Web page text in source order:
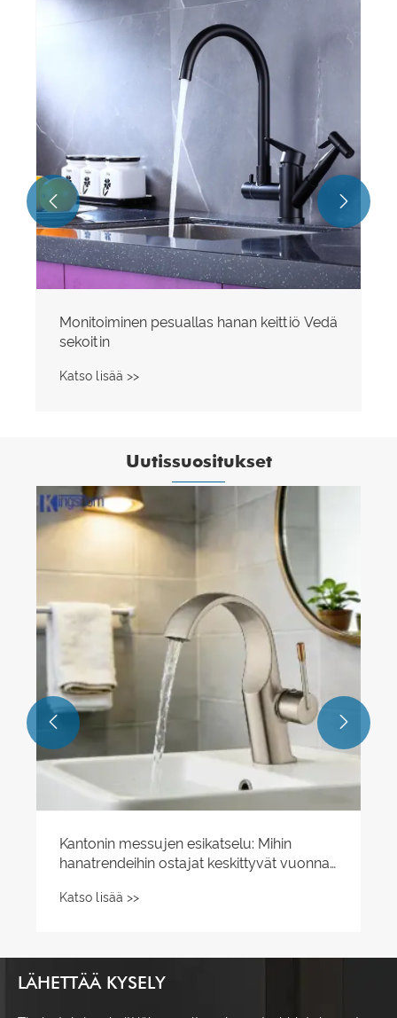
Monitoiminen pesuallas hanan keittiö Vedä
sekoitin
Katso lisää >>
 
Uutissuositukset
Kantonin messujen esikatselu: Mihin
hanatrendeihin ostajat keskittyvät vuonna
Katso lisää >>
 
LÄHETTÄÄ KYSELY